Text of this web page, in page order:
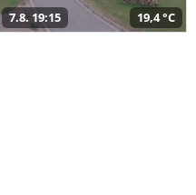
7.8. 19:15 19,4 °C